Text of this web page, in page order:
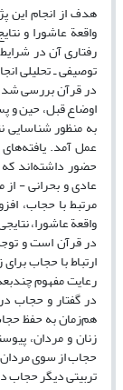
هدف از انجام
واقعة عاشورا و
رفتاری آن در
توصیفی ‌ـ‌ تحلیلی
در قرآن بررسی
اوضاع قبل، حین و
به منظور شناسایی
عمل آمد.
حضور داشته‌اند
عادی و بحرانی - از
مرتبط با حجاب،
واقعة عاشورا،
در قرآن است و
ارتباط با حجاب
رعایت مفهوم
در گفتار و حجاب
هم‌زمان به حفظ
زنان و مردان،
حجاب از سوی
تربیتی دیگر حجاب